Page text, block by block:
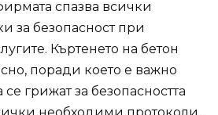
спазва всички
за безопасност при
Къртенето на бетон
поради което е важно
грижат за безопасността